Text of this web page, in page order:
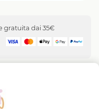
gratuita dai 35€